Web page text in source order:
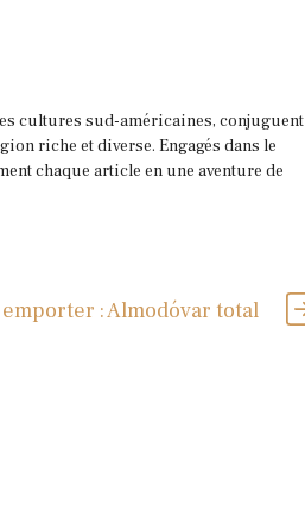
cultures sud-américaines, conjuguent
riche et diverse. Engagés dans le
chaque article en une aventure de
: Almodóvar total